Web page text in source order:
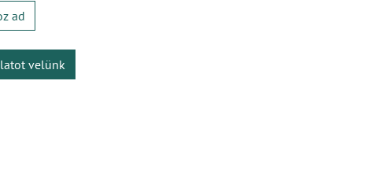
ad
velünk